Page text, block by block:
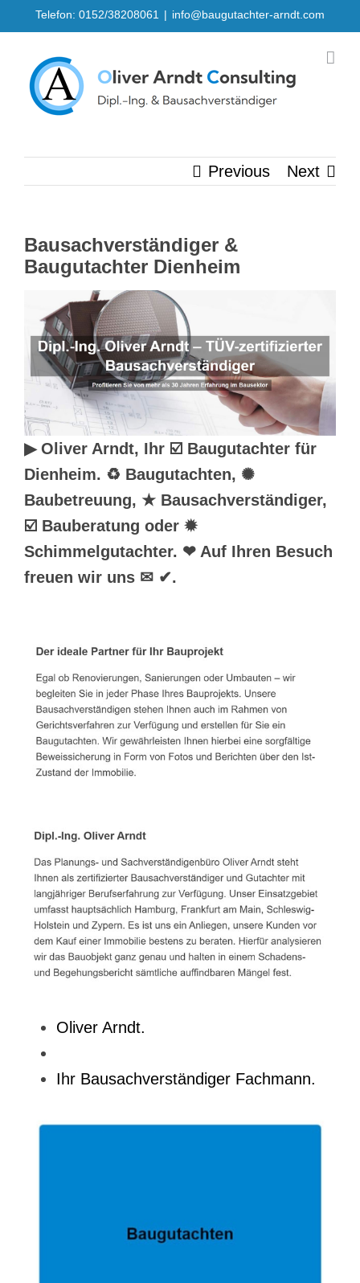
to
content
Telefon: 0152/38208061 | info@baugutachter-arndt.com
Previous Next
Bausachverständiger &
Baugutachter Dienheim
▶︎ Oliver Arndt, Ihr ☑️ Baugutachter für
Dienheim. ♻ Baugutachten, ✺
Baubetreuung, ★ Bausachverständiger,
☑️ Bauberatung oder ✹
Schimmelgutachter. ❤ Auf Ihren Besuch
freuen wir uns ✉ ✔.
Oliver Arndt.
Ihr Bausachverständiger Fachmann.